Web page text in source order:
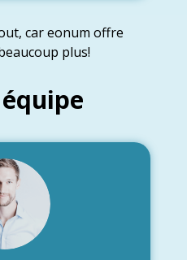
car eonum offre
plus!